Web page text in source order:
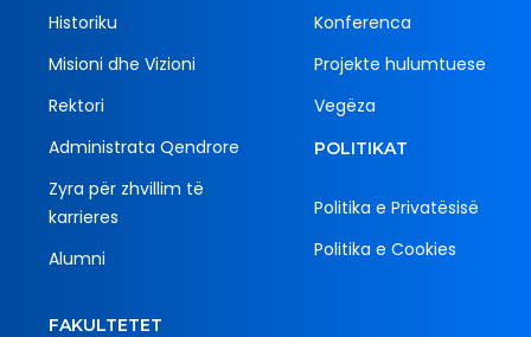
Historiku
Misioni dhe Vizioni
Rektori
Administrata Qendrore
Zyra për zhvillim të
karrieres
Alumni
Konferenca
Projekte hulumtuese
Vegëza
POLITIKAT
Politika e Privatësisë
Politika e Cookies
FAKULTETET